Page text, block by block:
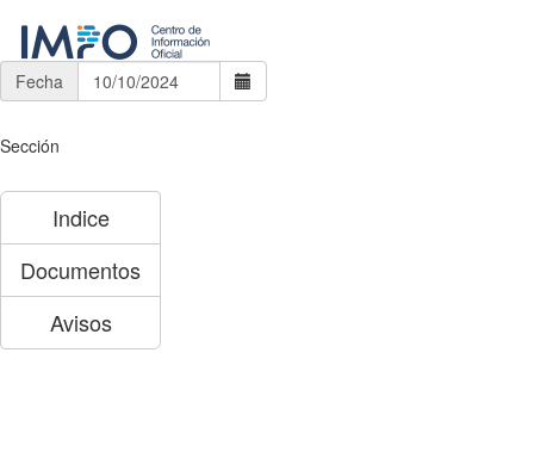
Fecha
Sección
Indice
Documentos
Avisos